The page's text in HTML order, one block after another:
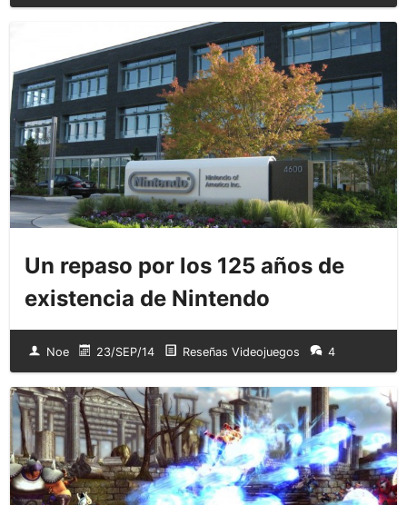
Un repaso por los 125 años de
existencia de Nintendo
Noe 23/SEP/14 Reseñas Videojuegos 4